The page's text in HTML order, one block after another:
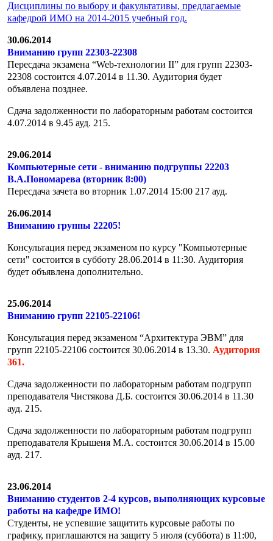
Дисциплины по выбору и факультативы, предлагаемые
кафедрой ИМО на 2014-2015 учебный год.
30.06.2014
Вниманию групп 22303-22308
Пересдача экзамена “Web-технологии II” для групп 22303-
22308 состоится 4.07.2014 в 11.30. Аудитория будет
объявлена позднее.
Сдача задолженности по лабораторным работам состоится
4.07.2014 в 9.45 ауд. 215.
29.06.2014
Компьютерные сети - вниманию подгруппы 22203
В.А.Пономарева (вторник 8:00)
Пересдача зачета во вторник 1.07.2014 15:00 217 ауд.
26.06.2014
Вниманию группы 22205!
Консультация перед экзаменом по курсу "Компьютерные
сети" состоится в субботу 28.06.2014 в 11:30. Аудитория
будет объявлена дополнительно.
25.06.2014
Вниманию групп 22105-22106!
Консультация перед экзаменом “Архитектура ЭВМ” для
групп 22105-22106 состоится 30.06.2014 в 13.30. Аудитория
361.
Сдача задолженности по лабораторным работам подгрупп
преподавателя Чистякова Д.Б. состоится 30.06.2014 в 11.30
ауд. 215.
Сдача задолженности по лабораторным работам подгрупп
преподавателя Крышеня М.А. состоится 30.06.2014 в 15.00
ауд. 217.
23.06.2014
Вниманию студентов 2-4 курсов, выполняющих курсовые
работы на кафедре ИМО!
Студенты, не успевшие защитить курсовые работы по
графику, приглашаются на защиту 5 июля (cуббота) в 11:00,